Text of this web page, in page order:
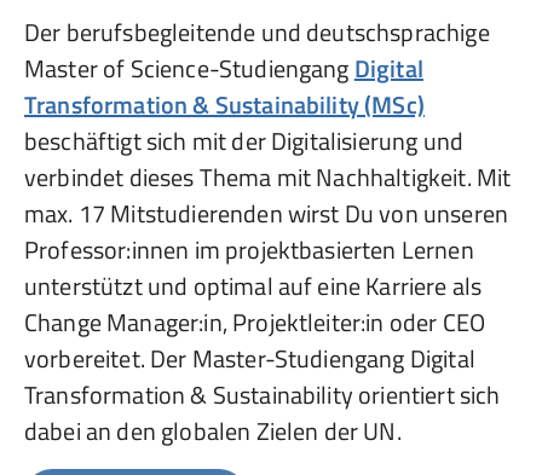
Der berufsbegleitende und deutschsprachige
Master of Science-StudiengangDigital
Transformation & Sustainability (MSc)
beschäftigt sich mit der Digitalisierung und
verbindet dieses Thema mit Nachhaltigkeit. Mit
max. 17 Mitstudierenden wirst Du von unseren
Professor:innen im projektbasierten Lernen
unterstützt und optimal auf eine Karriere als
Change Manager:in, Projektleiter:in oder CEO
vorbereitet. Der Master-Studiengang Digital
Transformation & Sustainability orientiert sich
dabei an den globalen Zielen der UN.